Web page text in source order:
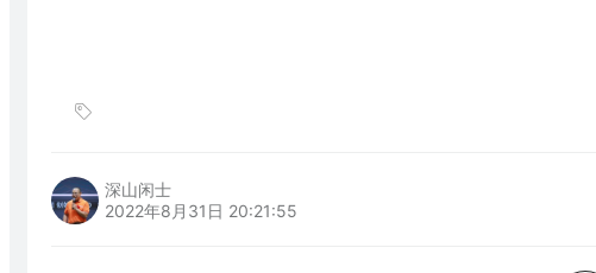
深山闲士
2022年8月31日 20:21:55